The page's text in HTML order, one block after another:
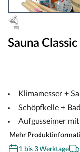
Sauna
Klimamesser +
Schöpfkelle +
Aufgusseimer
Mehr
1 bis 3 Werktage